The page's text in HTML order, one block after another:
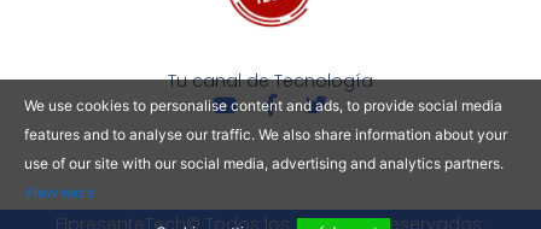
Tu canal de Tecnología
Y
o
u
t
b
F
a
c
e
o
T
w
i
t
e
ElpresenteTech© Todos los derechos reservados.
We use cookies to personalise content and ads, to provide social media
features and to analyse our traffic. We also share information about your
use of our site with our social media, advertising and analytics partners.
View more